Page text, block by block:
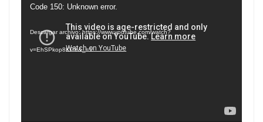
Reproductor
vídeo
Code 150: Unknown error.
Descargar archivo: https://www.youtube.com/watch?
v=EhSPkop8KPY&_=1